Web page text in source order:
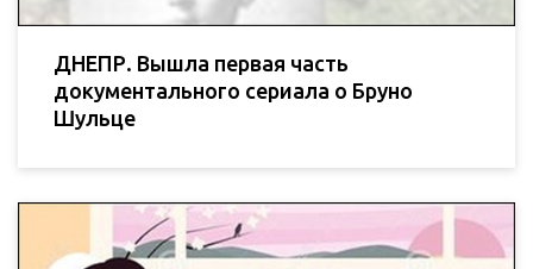
ДНЕПР. Вышла первая часть
документального сериала о Бруно
Шульце